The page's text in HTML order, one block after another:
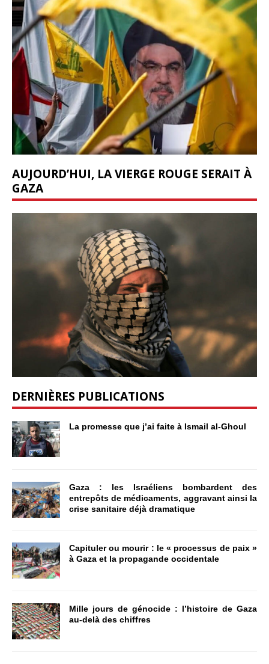
AUJOURD’HUI, LA VIERGE ROUGE SERAIT À
GAZA
DERNIÈRES PUBLICATIONS
La promesse que j’ai faite à Ismail al-Ghoul
Gaza : les Israéliens bombardent des
entrepôts de médicaments, aggravant ainsi la
crise sanitaire déjà dramatique
Capituler ou mourir : le « processus de paix »
à Gaza et la propagande occidentale
Mille jours de génocide : l’histoire de Gaza
au-delà des chiffres